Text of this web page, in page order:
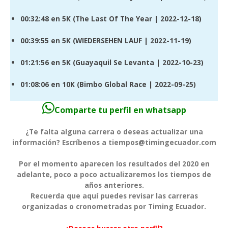
00:32:48 en 5K (The Last Of The Year | 2022-12-18)
00:39:55 en 5K (WIEDERSEHEN LAUF | 2022-11-19)
01:21:56 en 5K (Guayaquil Se Levanta | 2022-10-23)
01:08:06 en 10K (Bimbo Global Race | 2022-09-25)
Comparte tu perfil en whatsapp
¿Te falta alguna carrera o deseas actualizar una
información? Escríbenos a tiempos@timingecuador.com
Por el momento aparecen los resultados del 2020 en
adelante, poco a poco actualizaremos los tiempos de
años anteriores.
Recuerda que aquí puedes revisar las carreras
organizadas o cronometradas por Timing Ecuador.